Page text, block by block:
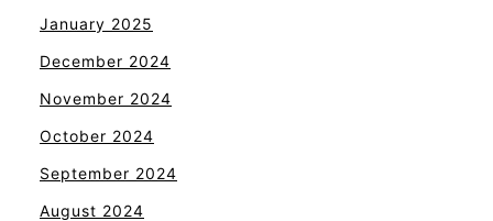
January 2025
December 2024
November 2024
October 2024
September 2024
August 2024